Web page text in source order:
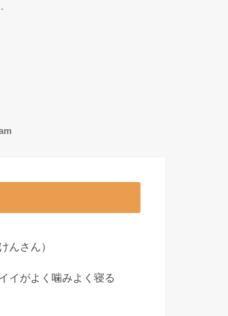
んさん）
イがよく噛みよく寝る